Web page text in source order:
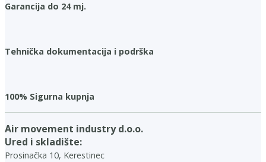
Garancija do 24 mj.
Tehnička dokumentacija i podrška
100% Sigurna kupnja
Air movement industry d.o.o.
Ured i skladište:
Prosinačka 10, Kerestinec